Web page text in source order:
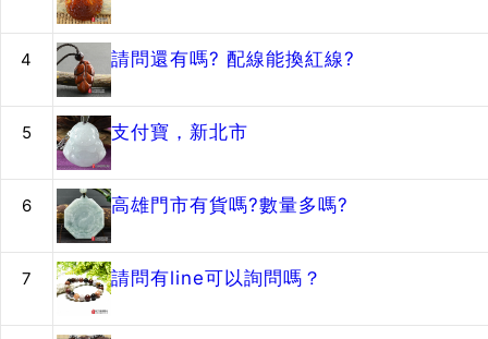
4 請問還有嗎? 配線能換紅線?
5 支付寶，新北市
6 高雄門市有貨嗎?數量多嗎?
7 請問有line可以詢問嗎？